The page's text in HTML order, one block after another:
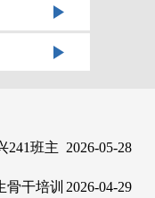
241班主 2026-05-28
骨干培训 2026-04-29